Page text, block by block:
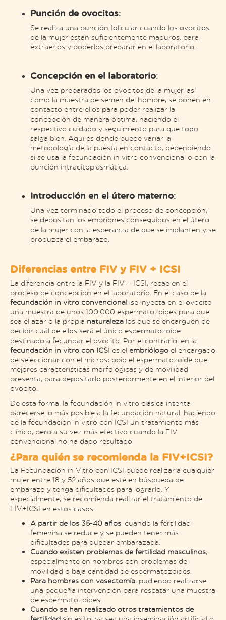
Punción de ovocitos:
Se realiza una punción folicular cuando los ovocitos
de la mujer están suficientemente maduros, para
extraerlos y poderlos preparar en el laboratorio.
Concepción en el laboratorio:
Una vez preparados los ovocitos de la mujer, así
como la muestra de semen del hombre, se ponen en
contacto entre ellos para poder realizar la
concepción de manera óptima, haciendo el
respectivo cuidado y seguimiento para que todo
salga bien. Aquí es donde puede variar la
metodología de la puesta en contacto, dependiendo
si se usa la fecundación in vitro convencional o con la
punción intracitoplasmática.
Introducción en el útero materno:
Una vez terminado todo el proceso de concepción,
se depositan los embriones conseguidos en el útero
de la mujer con la esperanza de que se implanten y se
produzca el embarazo.
Diferencias entre FIV y FIV + ICSI
La diferencia entre la FIV y la FIV + ICSI, recae en el
proceso de concepción en el laboratorio. En el caso de la
fecundación in vitro convencional, se inyecta en el ovocito
una muestra de unos 100.000 espermatozoides para que
sea el azar o la propia naturaleza los que se encarguen de
decidir cuál de ellos será el único espermatozoide
destinado a fecundar el ovocito. Por el contrario, en la
fecundación in vitro con ICSI es el embriólogo el encargado
de seleccionar con el microscopio el espermatozoide que
mejores características morfológicas y de movilidad
presenta, para depositarlo posteriormente en el interior del
ovocito.
De esta forma, la fecundación in vitro clásica intenta
parecerse lo más posible a la fecundación natural, haciendo
de la fecundación in vitro con ICSI un tratamiento más
clínico, pero a su vez más efectivo cuando la FIV
convencional no ha dado resultado.
¿Para quién se recomienda la FIV+ICSI?
La Fecundación in Vitro con ICSI puede realizarla cualquier
mujer entre 18 y 52 años que esté en búsqueda de
embarazo y tenga dificultades para lograrlo. Y
especialmente, se recomienda realizar el tratamiento de
FIV+ICSI en estos casos:
A partir de los 35-40 años, cuando la fertilidad
femenina se reduce y se pueden tener más
dificultades para quedar embarazada.
Cuando existen problemas de fertilidad masculinos,
especialmente en hombres con problemas de
movilidad o baja cantidad de espermatozoides.
Para hombres con vasectomía, pudiendo realizarse
una pequeña intervención para rescatar una muestra
de espermatozoides.
Cuando se han realizado otros tratamientos de